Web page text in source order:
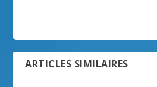
ARTICLES SIMILAIRES